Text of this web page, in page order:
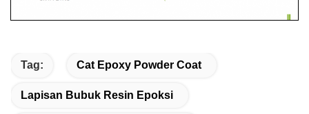
Tag: Cat Epoxy Powder Coat
Lapisan Bubuk Resin Epoksi